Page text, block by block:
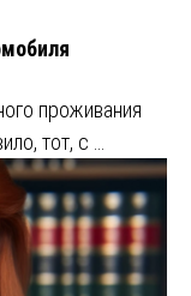
проживания
тот, с …